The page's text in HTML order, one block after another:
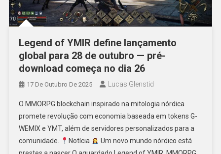
Legend of YMIR define lançamento
global para 28 de outubro — pré-
download começa no dia 26
17 De Outubro De 2025 Lucas Glenstid
O MMORPG blockchain inspirado na mitologia nórdica
promete revolução com economia baseada em tokens G-
WEMIX e YMT, além de servidores personalizados para a
comunidade.
Notícia
Um novo mundo nórdico está